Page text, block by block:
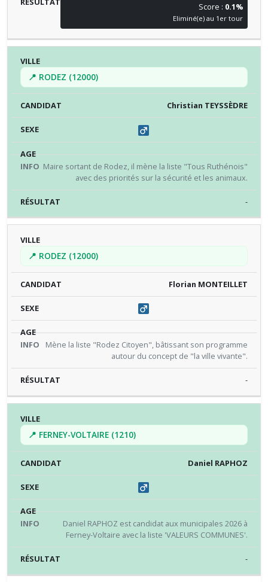
Score : 0.1%
Eliminé(e) au 1er tour
📍 RODEZ (12000)
Christian TEYSSÈDRE
Maire sortant de Rodez, il mène la liste "Tous Ruthénois"
avec des priorités sur la sécurité et les animaux.
-
📍 RODEZ (12000)
Florian MONTEILLET
Mène la liste "Rodez Citoyen", bâtissant son programme
autour du concept de "la ville vivante".
-
📍 FERNEY-VOLTAIRE (1210)
Daniel RAPHOZ
Daniel RAPHOZ est candidat aux municipales 2026 à
Ferney-Voltaire avec la liste 'VALEURS COMMUNES'.
-